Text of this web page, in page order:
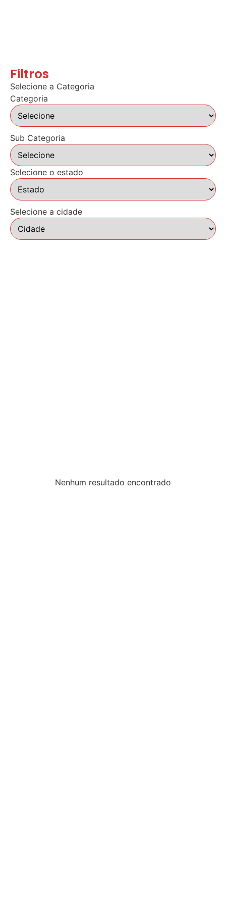
Filtros
Selecione a Categoria
Categoria
Sub Categoria
Selecione o estado
Selecione a cidade
Nenhum resultado encontrado